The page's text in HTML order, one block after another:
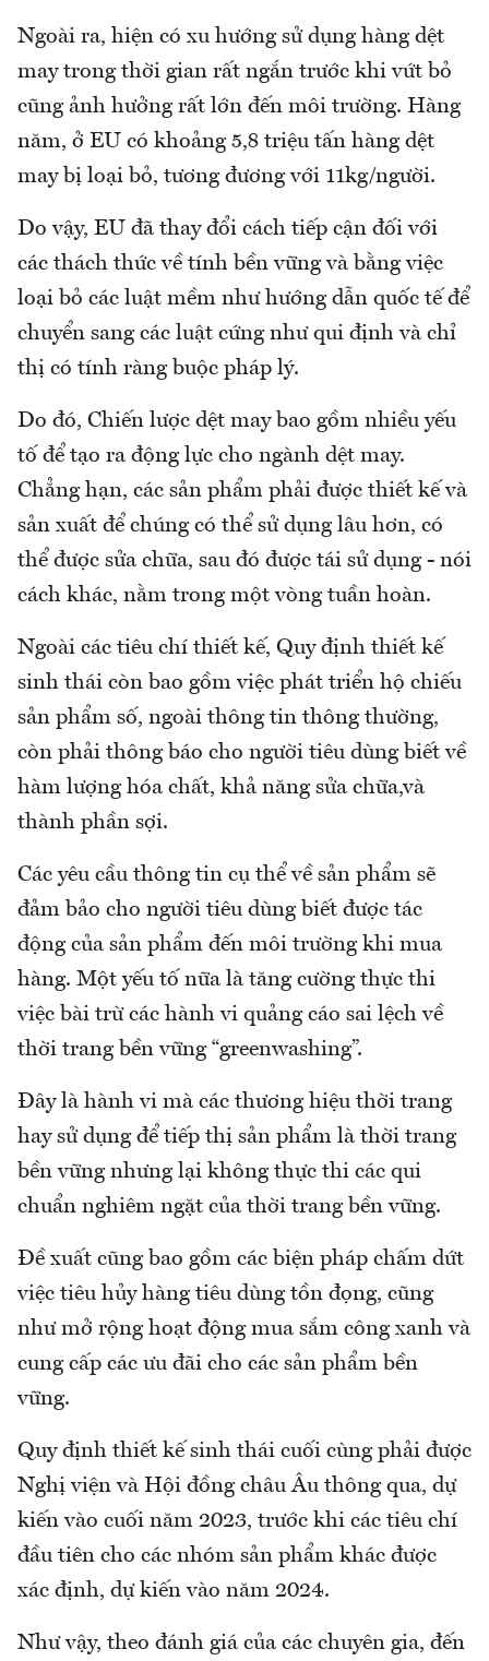
Ngoài ra, hiện có xu hướng sử dụng hàng dệt
may trong thời gian rất ngắn trước khi vứt bỏ
cũng ảnh hưởng rất lớn đến môi trường. Hàng
năm, ở EU có khoảng 5,8 triệu tấn hàng dệt
may bị loại bỏ, tương đương với 11kg/người.
Do vậy, EU đã thay đổi cách tiếp cận đối với
các thách thức về tính bền vững và bằng việc
loại bỏ các luật mềm như hướng dẫn quốc tế để
chuyển sang các luật cứng như qui định và chỉ
thị có tính ràng buộc pháp lý.
Do đó, Chiến lược dệt may bao gồm nhiều yếu
tố để tạo ra động lực cho ngành dệt may.
Chẳng hạn, các sản phẩm phải được thiết kế và
sản xuất để chúng có thể sử dụng lâu hơn, có
thể được sửa chữa, sau đó được tái sử dụng - nói
cách khác, nằm trong một vòng tuần hoàn.
Ngoài các tiêu chí thiết kế, Quy định thiết kế
sinh thái còn bao gồm việc phát triển hộ chiếu
sản phẩm số, ngoài thông tin thông thường,
còn phải thông báo cho người tiêu dùng biết về
hàm lượng hóa chất, khả năng sửa chữa,và
thành phần sợi.
Các yêu cầu thông tin cụ thể về sản phẩm sẽ
đảm bảo cho người tiêu dùng biết được tác
động của sản phẩm đến môi trường khi mua
hàng. Một yếu tố nữa là tăng cường thực thi
việc bài trừ các hành vi quảng cáo sai lệch về
thời trang bền vững “greenwashing”.
Đây là hành vi mà các thương hiệu thời trang
hay sử dụng để tiếp thị sản phẩm là thời trang
bền vững nhưng lại không thực thi các qui
chuẩn nghiêm ngặt của thời trang bền vững.
Đề xuất cũng bao gồm các biện pháp chấm dứt
việc tiêu hủy hàng tiêu dùng tồn đọng, cũng
như mở rộng hoạt động mua sắm công xanh và
cung cấp các ưu đãi cho các sản phẩm bền
vững.
Quy định thiết kế sinh thái cuối cùng phải được
Nghị viện và Hội đồng châu Âu thông qua, dự
kiến vào cuối năm 2023, trước khi các tiêu chí
đầu tiên cho các nhóm sản phẩm khác được
xác định, dự kiến vào năm 2024.
Như vậy, theo đánh giá của các chuyên gia, đến